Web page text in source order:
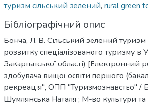
туризм сільський зелений, rural green
Бібліографічний опис
Бонча, Л. В. Сільський зелений
розвитку спеціалізованого туризму в
Закарпатської області) [Електронний
здобувача вищої освіти першого
рекреація", ОПП "Туризмознавство" /
Шумлянська Наталя ; М-во культури та